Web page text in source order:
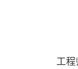
工程